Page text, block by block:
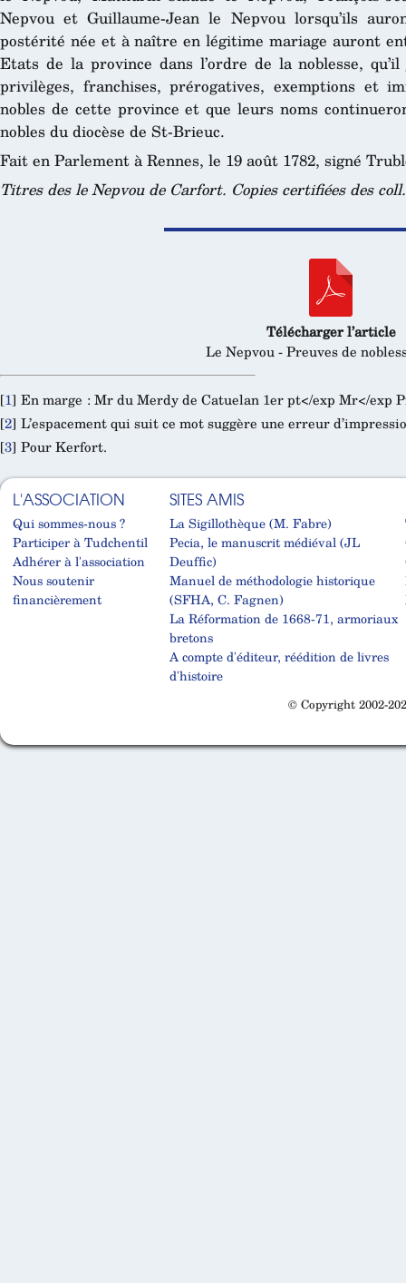
Nepvou et Guillaume-Jean le Nepvou lorsqu’ils
postérité née et à naître en légitime mariage auront
Etats de la province dans l’ordre de la noblesse,
privilèges, franchises, prérogatives, exemptions et
nobles de cette province et que leurs noms
nobles du diocèse de St-Brieuc.
Fait en Parlement à Rennes, le 19 août 1782, signé
Titres des le Nepvou de Carfort. Copies certifiées des
Télécharger l’article
Le Nepvou - Preuves de
[1] En marge : Mrdu Merdy de Catuelan 1erpt</exp Mr</exp
[2] L’espacement qui suit ce mot suggère une erreur
[3] Pour Kerfort.
L'ASSOCIATION
Qui sommes-nous ?
Participer à Tudchentil
Adhérer à l'association
Nous soutenir
financièrement
SITES AMIS
La Sigillothèque (M. Fabre)
Pecia, le manuscrit médiéval (JL
Deuffic)
Manuel de méthodologie historique
(SFHA, C. Fagnen)
La Réformation de 1668-71, armoriaux
bretons
A compte d'éditeur, réédition de livres
d'histoire
© Copyright 2002-